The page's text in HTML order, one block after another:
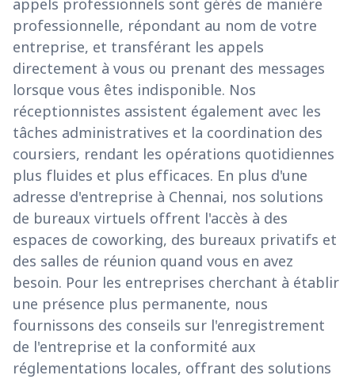
appels professionnels sont gérés de manière
professionnelle, répondant au nom de votre
entreprise, et transférant les appels
directement à vous ou prenant des messages
lorsque vous êtes indisponible. Nos
réceptionnistes assistent également avec les
tâches administratives et la coordination des
coursiers, rendant les opérations quotidiennes
plus fluides et plus efficaces. En plus d'une
adresse d'entreprise à Chennai, nos solutions
de bureaux virtuels offrent l'accès à des
espaces de coworking, des bureaux privatifs et
des salles de réunion quand vous en avez
besoin. Pour les entreprises cherchant à établir
une présence plus permanente, nous
fournissons des conseils sur l'enregistrement
de l'entreprise et la conformité aux
réglementations locales, offrant des solutions